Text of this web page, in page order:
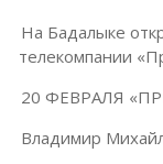
На Бадалыке
телекомпании
20 ФЕВРАЛЯ
Владимир